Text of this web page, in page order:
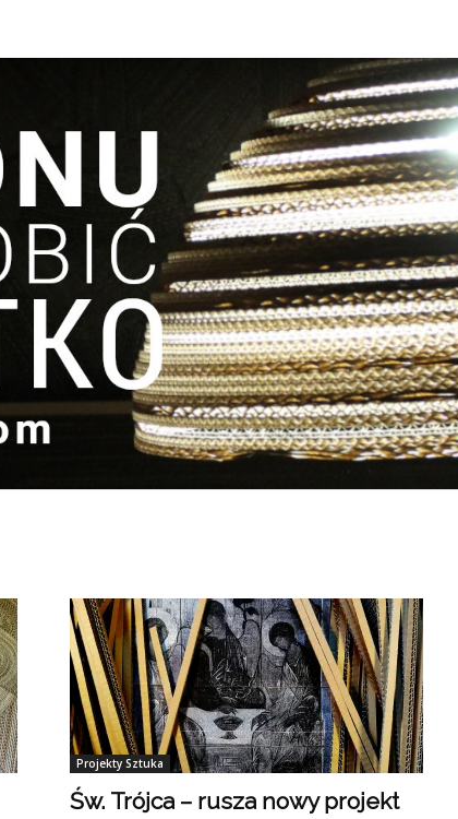
Kartonu
Projekty Sztuka
Św. Trójca – rusza nowy projekt